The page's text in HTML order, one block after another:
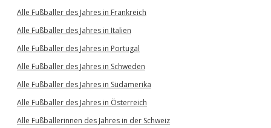
Alle Fußballer des Jahres in Frankreich
Alle Fußballer des Jahres in Italien
Alle Fußballer des Jahres in Portugal
Alle Fußballer des Jahres in Schweden
Alle Fußballer des Jahres in Südamerika
Alle Fußballer des Jahres in Österreich
Alle Fußballerinnen des Jahres in der Schweiz